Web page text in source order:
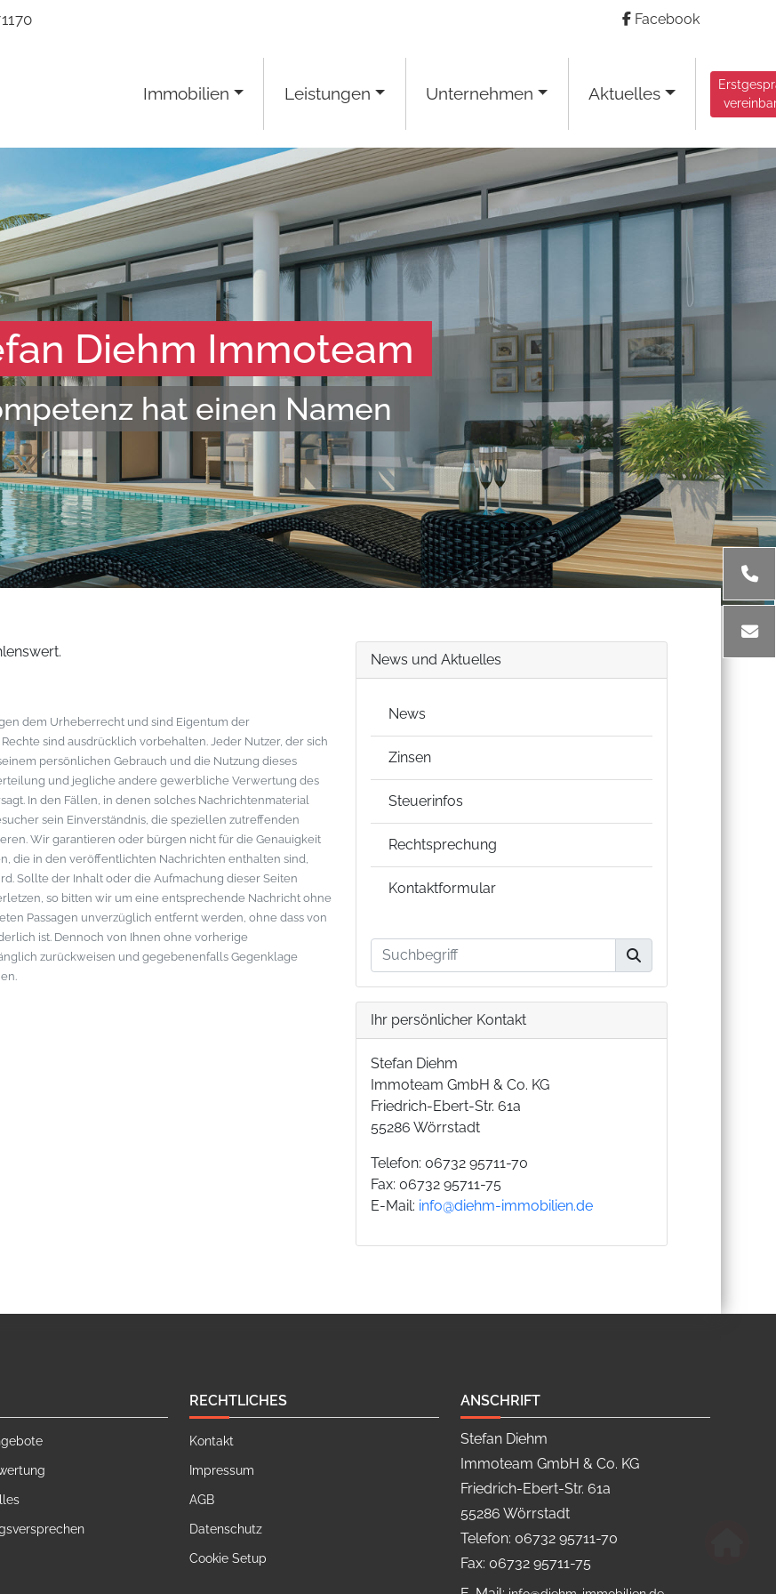
Facebook
Immobilien Leistungen Unternehmen Aktuelles
Diehm Immoteam
hat einen Namen
dem Urheberrecht und sind Eigentum der
sind ausdrücklich vorbehalten. Jeder Nutzer, der sich
persönlichen Gebrauch und die Nutzung dieses
und jegliche andere gewerbliche Verwertung des
In den Fällen, in denen solches Nachrichtenmaterial
sein Einverständnis, die speziellen zutreffenden
Wir garantieren oder bürgen nicht für die Genauigkeit
die in den veröffentlichten Nachrichten enthalten sind,
Sollte der Inhalt oder die Aufmachung dieser Seiten
so bitten wir um eine entsprechende Nachricht ohne
Passagen unverzüglich entfernt werden, ohne dass von
ist. Dennoch von Ihnen ohne vorherige
zurückweisen und gegebenenfalls Gegenklage
News und Aktuelles
News
Zinsen
Steuerinfos
Rechtsprechung
Kontaktformular
Ihr persönlicher Kontakt
Stefan Diehm
Immoteam GmbH & Co. KG
Friedrich-Ebert-Str. 61a
55286 Wörrstadt
Telefon: 06732 95711-70
Fax: 06732 95711-75
E-Mail: info@diehm-immobilien.de
RECHTLICHES
Kontakt
Impressum
AGB
Datenschutz
Cookie Setup
ANSCHRIFT
Stefan Diehm
Immoteam GmbH & Co. KG
Friedrich-Ebert-Str. 61a
55286 Wörrstadt
Telefon: 06732 95711-70
Fax: 06732 95711-75